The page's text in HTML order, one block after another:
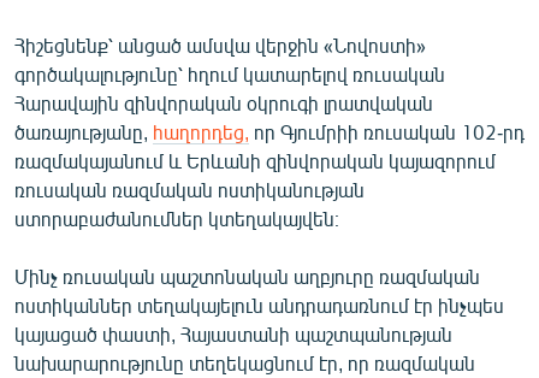
Հիշեցնենք՝ անցած ամսվա վերջին «Նովոստի»
գործակալությունը՝ հղում կատարելով ռուսական
Հարավային զինվորական օկրուգի լրատվական
ծառայությանը, հաղորդեց, որ Գյումրիի ռուսական 102-րդ
ռազմակայանում և Երևանի զինվորական կայազորում
ռուսական ռազմական ոստիկանության
ստորաբաժանումներ կտեղակայվեն։
Մինչ ռուսական պաշտոնական աղբյուրը ռազմական
ոստիկաններ տեղակայելուն անդրադառնում էր ինչպես
կայացած փաստի, Հայաստանի պաշտպանության
նախարարությունը տեղեկացնում էր, որ ռազմական